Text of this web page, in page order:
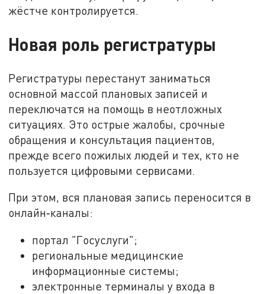
жёстче контролируется.
Новая роль регистратуры
Регистратуры перестанут заниматься
основной массой плановых записей и
переключатся на помощь в неотложных
ситуациях. Это острые жалобы, срочные
обращения и консультация пациентов,
прежде всего пожилых людей и тех, кто не
пользуется цифровыми сервисами.
При этом, вся плановая запись переносится в
онлайн‑каналы:
портал "Госуслуги";
региональные медицинские
информационные системы;
электронные терминалы у входа в